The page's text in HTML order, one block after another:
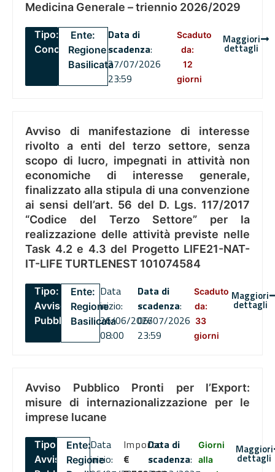
Medicina Generale – triennio 2026/2029
Tipo:
Concorsi
Ente:
Regione
Basilicata
Data di
scadenza:
27/07/2026
23:59
Scaduto
da:
12
giorni
Maggiori
dettagli
Avviso di manifestazione di interesse
rivolto a enti del terzo settore, senza
scopo di lucro, impegnati in attività non
economiche di interesse generale,
finalizzato alla stipula di una convenzione
ai sensi dell’art. 56 del D. Lgs. 117/2017
“Codice del Terzo Settore” per la
realizzazione delle attività previste nelle
Task 4.2 e 4.3 del Progetto LIFE21-NAT-
IT-LIFE TURTLENEST 101074584
Tipo:
Avviso
Pubblico
Ente:
Regione
Basilicata
Data
inizio:
26/06/2026
08:00
Data di
scadenza:
06/07/2026
23:59
Scaduto
da:
33
giorni
Maggiori
dettagli
Avviso Pubblico Pronti per l’Export:
misure di internazionalizzazione per le
imprese lucane
Tipo:
Avviso
Ente:
Regione
Data
inizio:
Importo
€
Data di
scadenza:
Giorni
alla
Maggiori
dettagli